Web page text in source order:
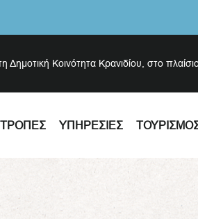
Δημοτική Κοινότητα Κρανιδίου, στο
ΥΠΗΡΕΣΊΕΣ